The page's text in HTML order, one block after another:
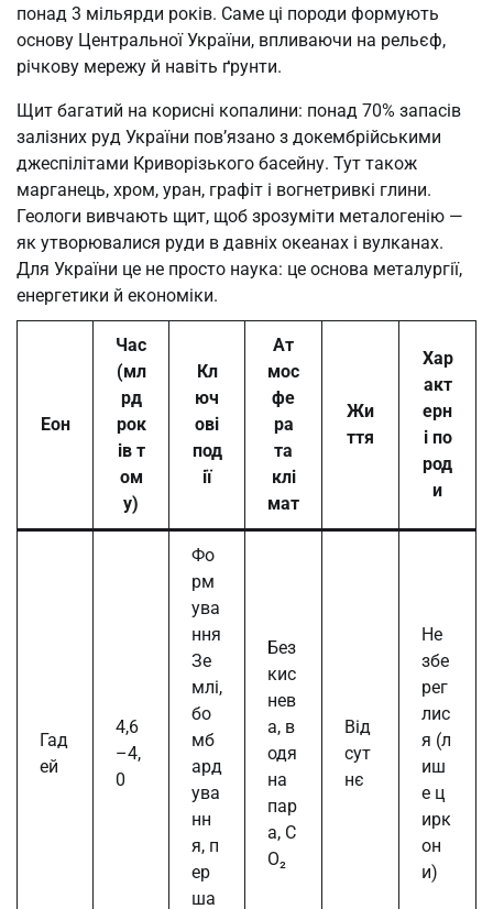
понад 3 мільярди років. Саме ці породи формують
основу Центральної України, впливаючи на рельєф,
річкову мережу й навіть ґрунти.
Щит багатий на корисні копалини: понад 70% запасів
залізних руд України пов’язано з докембрійськими
джеспілітами Криворізького басейну. Тут також
марганець, хром, уран, графіт і вогнетривкі глини.
Геологи вивчають щит, щоб зрозуміти металогенію —
як утворювалися руди в давніх океанах і вулканах.
Для України це не просто наука: це основа металургії,
енергетики й економіки.
Еон
Час
(мл
рд
рок
ів т
ом
у)
Кл
юч
ові
под
ії
Ат
мос
фе
ра
та
клі
мат
Жи
ття
Хар
акт
ерн
і по
род
и
Гад
ей
4,6
–4,
0
Фо
рм
ува
ння
Зе
млі,
бо
мб
ард
ува
нн
я, п
ер
ша
Без
кис
нев
а, в
одя
на
пар
а, C
O₂
Від
сут
нє
Не
збе
рег
лис
я (л
иш
е ц
ирк
он
и)